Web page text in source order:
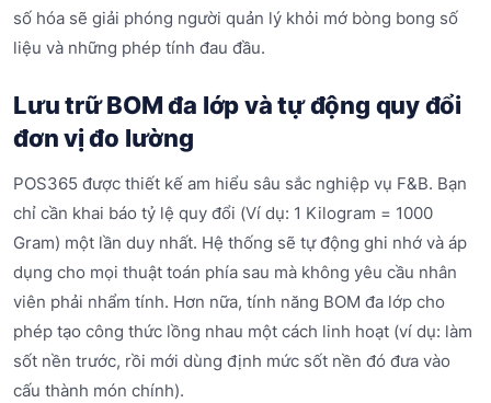
số hóa sẽ giải phóng người quản lý khỏi mớ bòng bong số
liệu và những phép tính đau đầu.
Lưu trữ BOM đa lớp và tự động quy đổi
đơn vị đo lường
POS365 được thiết kế am hiểu sâu sắc nghiệp vụ F&B. Bạn
chỉ cần khai báo tỷ lệ quy đổi (Ví dụ: 1 Kilogram = 1000
Gram) một lần duy nhất. Hệ thống sẽ tự động ghi nhớ và áp
dụng cho mọi thuật toán phía sau mà không yêu cầu nhân
viên phải nhẩm tính. Hơn nữa, tính năng BOM đa lớp cho
phép tạo công thức lồng nhau một cách linh hoạt (ví dụ: làm
sốt nền trước, rồi mới dùng định mức sốt nền đó đưa vào
cấu thành món chính).